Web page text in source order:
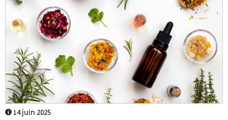
14 juin 2025